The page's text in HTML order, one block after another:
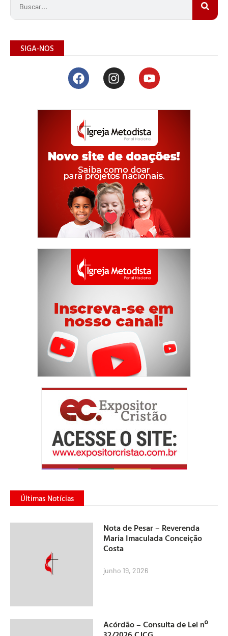
SIGA-NOS
Últimas Notícias
Nota de Pesar – Reverenda
Maria Imaculada Conceição
Costa
junho 19, 2026
Acórdão – Consulta de Lei nº